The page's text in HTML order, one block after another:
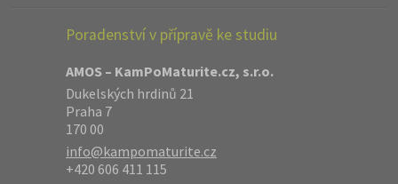
Poradenství v přípravě ke studiu
AMOS – KamPoMaturite.cz, s.r.o.
Dukelských hrdinů 21
Praha 7
170 00
info@kampomaturite.cz
+420 606 411 115